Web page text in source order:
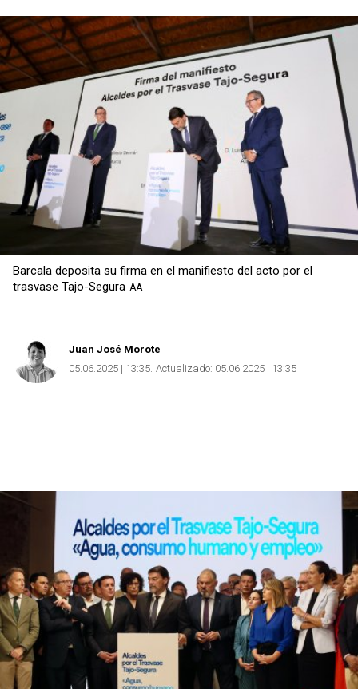
Copiar
Barcala deposita su firma en el manifiesto del acto por el
trasvase Tajo-Segura AA
Juan José Morote
05.06.2025 | 13:35 Actualizado: 05.06.2025 | 13:35